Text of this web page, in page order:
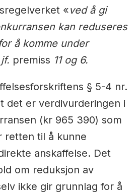
«ved å gi
kan reduseres
å komme under
premiss 11 og 6.
§ 5-4 nr.
det er verdivurderingen i
(kr 965 390) som
retten til å kunne
anskaffelse. Det
om reduksjon av
ikke gir grunnlag for å